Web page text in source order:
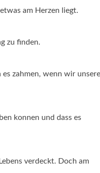
am Herzen liegt.
zu finden.
zahmen, wenn wir
konnen und dass es
verdeckt. Doch am